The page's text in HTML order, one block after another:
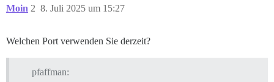
Moin 8. Juli 2025 um 15:27
2
Welchen Port verwenden Sie derzeit?
pfaffman: